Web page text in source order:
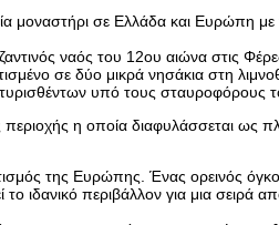
μοναστήρι σε Ελλάδα και Ευρώπη με
ναός του 12ου αιώνα στις
σε δύο μικρά νησάκια στη
υπό τους σταυροφόρους
περιοχής η οποία διαφυλάσσεται ως
της Ευρώπης. Ένας ορεινός
περιβάλλον για μια σειρά